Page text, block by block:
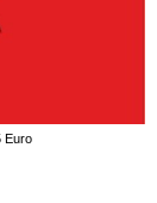
Euro